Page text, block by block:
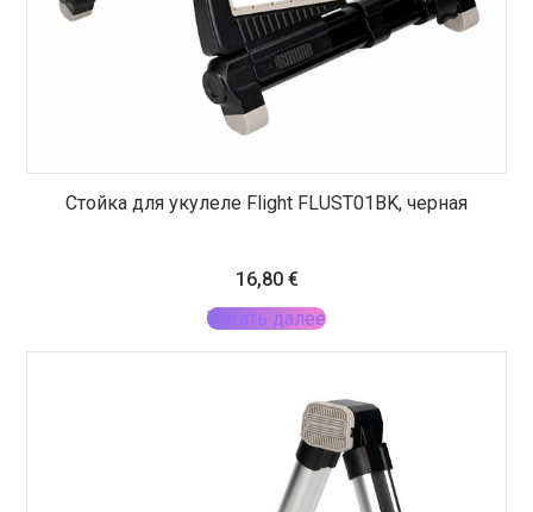
Стойка для укулеле Flight FLUST01BK, черная
16,80 €
Читать далее